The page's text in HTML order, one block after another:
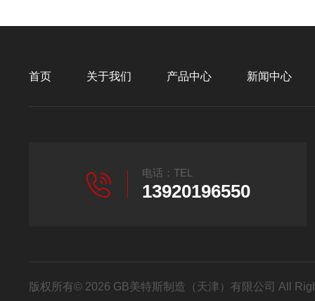
首页 关于我们 产品中心 新闻中心
电话：TEL
13920196550
版权所有© 2026 GB美特斯制造（天津）有限公司 All